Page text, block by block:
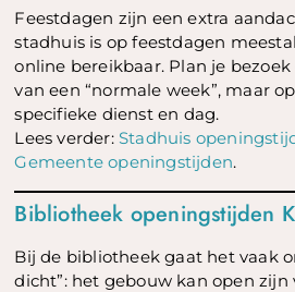
Feestdagen zijn een extra
stadhuis is op feestdagen
online bereikbaar. Plan je
van een “normale week”, maar
specifieke dienst en dag.
Lees verder:Stadhuis
Gemeente openingstijden.
Bibliotheek openingstijden
Bij de bibliotheek gaat het vaak
dicht”: het gebouw kan open zijn